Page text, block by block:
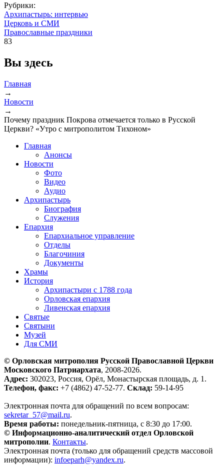
Рубрики:
Архипастырь: интервью
Церковь и СМИ
Православные праздники
83
Вы здесь
Главная
→
Новости
→
Почему праздник Покрова отмечается только в Русской
Церкви? «Утро с митрополитом Тихоном»
Главная
Анонсы
Новости
Фото
Видео
Аудио
Архипастырь
Биография
Служения
Епархия
Епархиальное управление
Отделы
Благочиния
Документы
Храмы
История
Архипастыри с 1788 года
Орловская епархия
Ливенская епархия
Святые
Святыни
Музей
Для СМИ
© Орловская митрополия Русской Православной Церкви
Московского Патриархата, 2008-2026.
Адрес: 302023, Россия, Орёл, Монастырская площадь, д. 1.
Телефон, факс: +7 (4862) 47-52-77. Склад: 59-14-95
Электронная почта для обращений по всем вопросам:
sekretar_57@mail.ru.
Время работы: понедельник-пятница, с 8:30 до 17:00.
© Информационно-аналитический отдел Орловской
митрополии. Контакты.
Электронная почта (только для обращений средств массовой
информации): infoeparh@yandex.ru.